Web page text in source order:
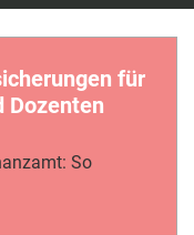
für
Dozenten
So